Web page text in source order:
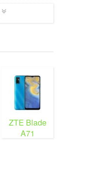
ZTE Blade
A71